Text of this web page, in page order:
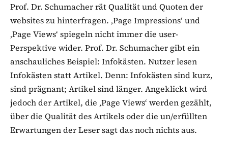
Prof. Dr. Schumacher rät Qualität und Quoten der
websites zu hinterfragen. ‚Page Impressions‘ und
‚Page Views‘ spiegeln nicht immer die user-
Perspektive wider. Prof. Dr. Schumacher gibt ein
anschauliches Beispiel: Infokästen. Nutzer lesen
Infokästen statt Artikel. Denn: Infokästen sind kurz,
sind prägnant; Artikel sind länger. Angeklickt wird
jedoch der Artikel, die ‚Page Views‘ werden gezählt,
über die Qualität des Artikels oder die un/erfüllten
Erwartungen der Leser sagt das noch nichts aus.